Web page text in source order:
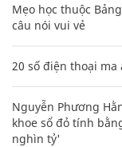
Mẹo học thuộc
câu nói vui vẻ
20 số điện thoại
Nguyễn Phương
khoe sổ đỏ tính
nghìn tỷ'